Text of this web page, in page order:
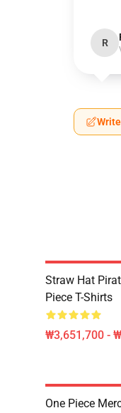
R
Straw Hat
Piece T-Shirts
₩3,651,700 -
One Piece